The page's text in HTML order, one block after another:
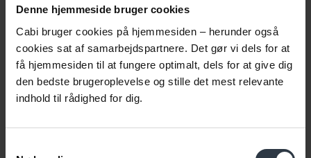
Denne hjemmeside bruger cookies
Cabi bruger cookies på hjemmesiden – herunder også
cookies sat af samarbejdspartnere. Det gør vi dels for at
få hjemmesiden til at fungere optimalt, dels for at give dig
den bedste brugeroplevelse og stille det mest relevante
indhold til rådighed for dig.